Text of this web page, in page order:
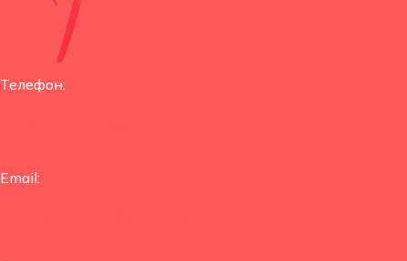
Телефон:
Email: